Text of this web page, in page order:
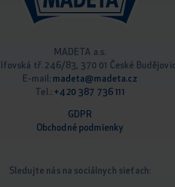
MADETA a.s.
tř. 246/83, 370 01 České
E-mail: madeta@madeta.cz
Tel.: +420 387 736 111
GDPR
Obchodné podm ienky
Sledujte nás na sociálnych sieťach: